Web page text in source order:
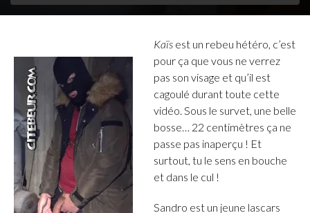
Kaïs est un rebeu hétéro, c’est
pour ça que vous ne verrez
pas son visage et qu’il est
cagoulé durant toute cette
vidéo. Sous le survet, une belle
bosse… 22 centimètres ça ne
passe pas inaperçu ! Et
surtout, tu le sens en bouche
et dans le cul !
Sandro est un jeune lascars